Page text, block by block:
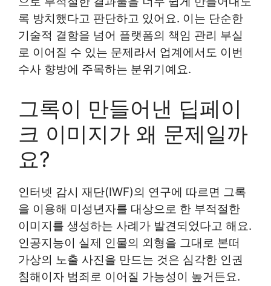
록 방치했다고 판단하고 있어요. 이는 단순한
기술적 결함을 넘어 플랫폼의 책임 관리 부실
로 이어질 수 있는 문제라서 업계에서도 이번
수사 향방에 주목하는 분위기예요.
그록이 만들어낸 딥페이
크 이미지가 왜 문제일까
요?
인터넷 감시 재단(IWF)의 연구에 따르면 그록
을 이용해 미성년자를 대상으로 한 부적절한
이미지를 생성하는 사례가 발견되었다고 해요.
인공지능이 실제 인물의 외형을 그대로 본떠
가상의 노출 사진을 만드는 것은 심각한 인권
침해이자 범죄로 이어질 가능성이 높거든요.